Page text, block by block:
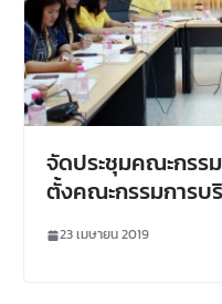
จัดประชุมคณะกรร
ตั้งคณะกรรมการบ
23 เมษายน 2019